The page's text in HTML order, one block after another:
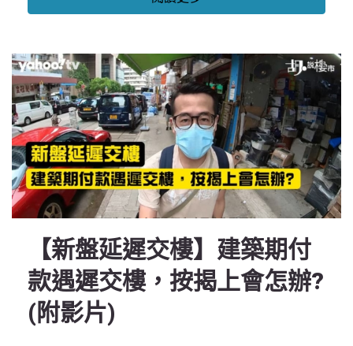
【新盤延遲交樓】建築期付
款遇遲交樓，按揭上會怎辦?
(附影片)